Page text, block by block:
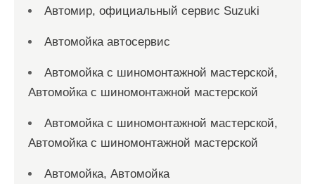
Автомир, официальный сервис Suzuki
Автомойка автосервис
Автомойка с шиномонтажной мастерской,
Автомойка с шиномонтажной мастерской
Автомойка с шиномонтажной мастерской,
Автомойка с шиномонтажной мастерской
Автомойка, Автомойка